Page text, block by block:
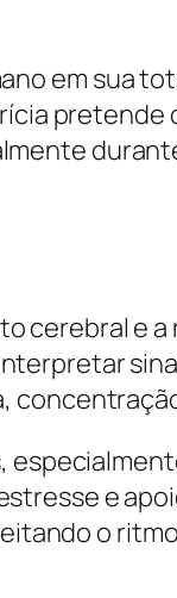
em sua
pretende
cerebral e
e
o